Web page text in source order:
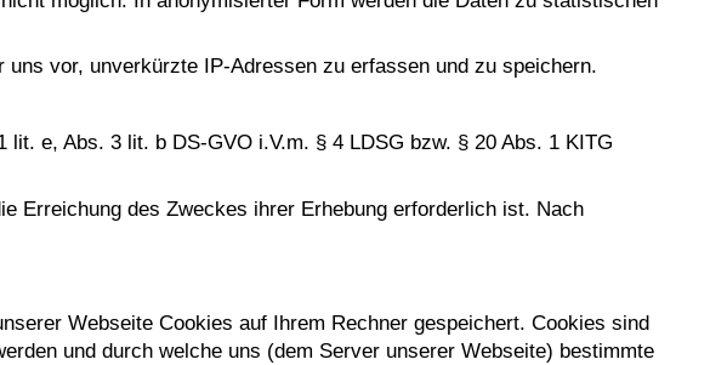
vor, unverkürzte IP-Adressen zu erfassen und zu speichern.
e, Abs. 3 lit. b DS-GVO i.V.m. § 4 LDSG bzw. § 20 Abs. 1 KITG
Erreichung des Zweckes ihrer Erhebung erforderlich ist. Nach
Webseite Cookies auf Ihrem Rechner gespeichert. Cookies sind
und durch welche uns (dem Server unserer Webseite) bestimmte